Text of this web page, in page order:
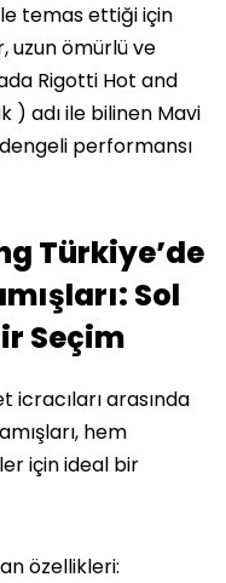
temas ettiği için
uzun ömürlü ve
Rigotti Hot and
) adı ile bilinen Mavi
dengeli performansı
Türkiye’de
Sol
Seçim
icracıları arasında
hem
için ideal bir
özellikleri: